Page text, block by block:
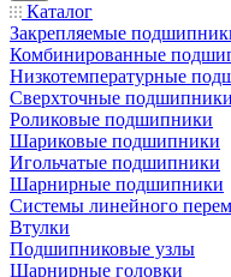
Каталог
Закрепляемые
Комбинированные
Низкотемпературные
Сверхточные подшипники
Роликовые подшипники
Шариковые подшипники
Игольчатые подшипники
Шарнирные подшипники
Системы линейного
Втулки
Подшипниковые узлы
Шарнирные головки